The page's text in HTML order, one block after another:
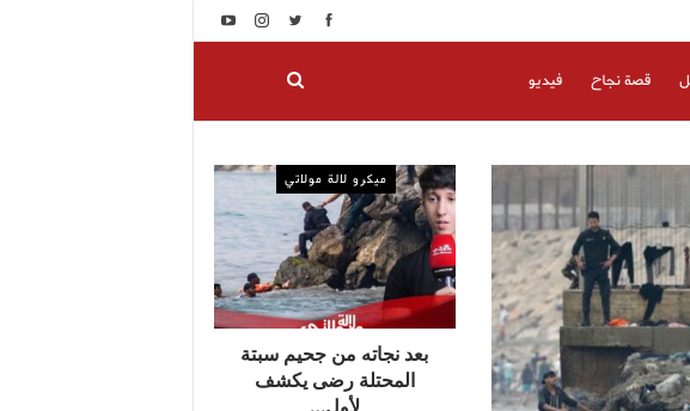
قصة نجاح فيديو
ميكرو لالة مولاتي
بعد نجاته من جحيم سبتة
المحتلة رضى يكشف
لأول…